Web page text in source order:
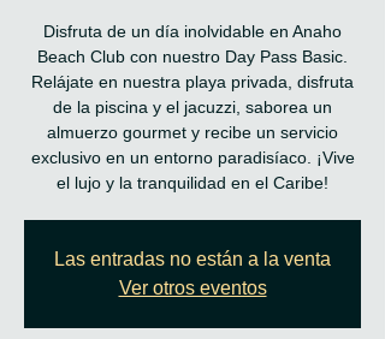
Disfruta de un día inolvidable en Anaho
Beach Club con nuestro Day Pass Basic.
Relájate en nuestra playa privada, disfruta
de la piscina y el jacuzzi, saborea un
almuerzo gourmet y recibe un servicio
exclusivo en un entorno paradisíaco. ¡Vive
el lujo y la tranquilidad en el Caribe!
Las entradas no están a la venta
Ver otros eventos